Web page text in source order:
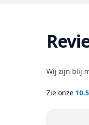
Wij zijn blij
Zie onze